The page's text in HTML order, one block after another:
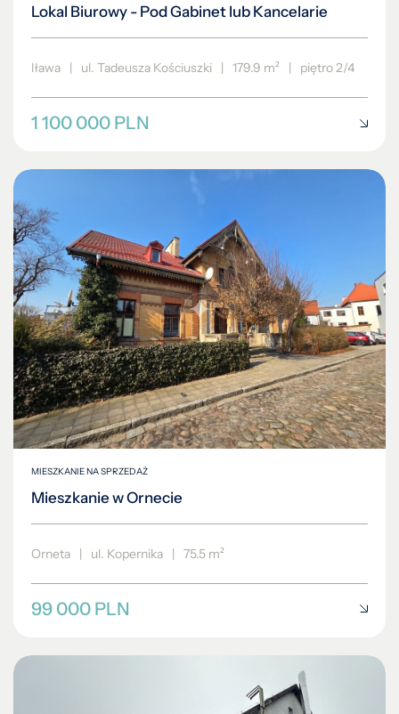
Lokal Biurowy - Pod Gabinet lub Kancelarie
Iława | ul. Tadeusza Kościuszki | 179.9 m² | piętro 2/4
1 100 000 PLN
MIESZKANIE NA SPRZEDAŻ
Mieszkanie w Ornecie
Orneta | ul. Kopernika | 75.5 m²
99 000 PLN